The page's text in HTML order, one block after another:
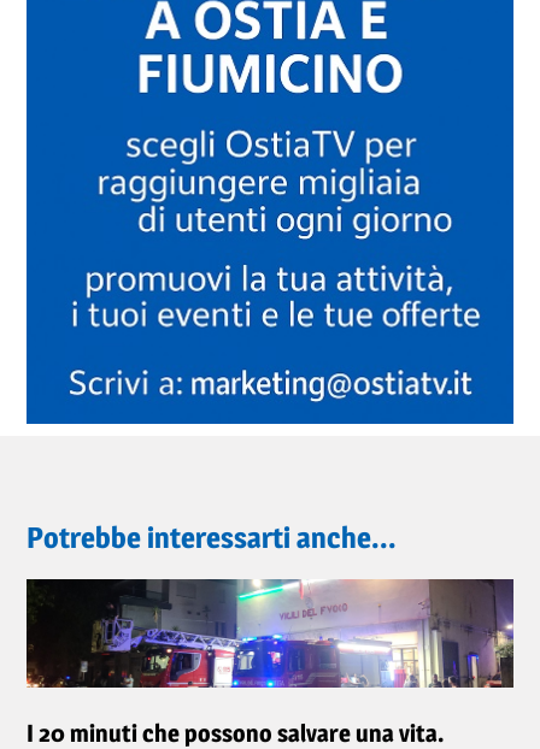
Potrebbe interessarti anche...
I 20 minuti che possono salvare una vita.